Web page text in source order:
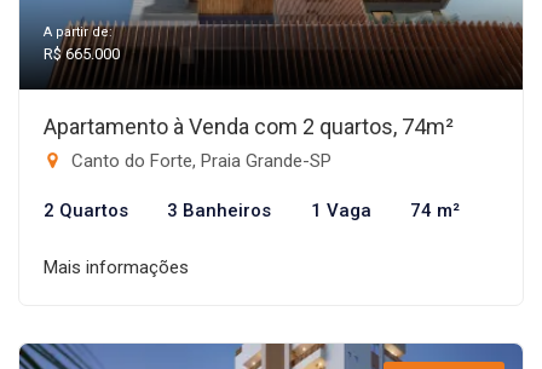
A partir de:
R$ 665.000
Apartamento à Venda com 2 quartos, 74m²
Canto do Forte, Praia Grande-SP
2 Quartos 3 Banheiros 1 Vaga 74 m²
Mais informações